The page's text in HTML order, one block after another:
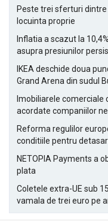
Peste trei sferturi
locuinta proprie
Inflatia a scazut la
asupra presiunilor
IKEA deschide doua
Grand Arena din sudul
Imobiliarele comerciale
acordate companiilor
Reforma regulilor
conditiile pentru
NETOPIA Payments a
plata
Coletele extra-UE sub
vamala de trei euro pe